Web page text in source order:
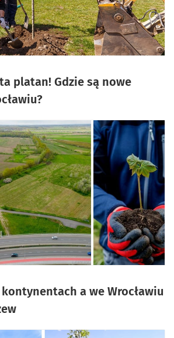
platan! Gdzie są nowe
a we Wrocławiu